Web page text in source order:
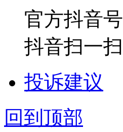
官方抖音号
抖音扫一扫
投诉建议
回到顶部